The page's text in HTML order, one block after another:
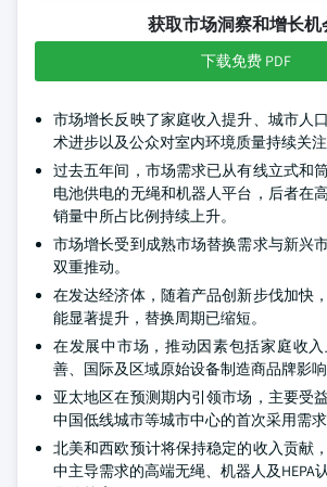
获取市场洞察和增长机
下载免费 PDF
市场增长反映了家庭收入提升、城市人
术进步以及公众对室内环境质量持续关注
过去五年间，市场需求已从有线立式和
电池供电的无绳和机器人平台，后者在
销量中所占比例持续上升。
市场增长受到成熟市场替换需求与新兴
双重推动。
在发达经济体，随着产品创新步伐加快
能显著提升，替换周期已缩短。
在发展中市场，推动因素包括家庭收
善、国际及区域原始设备制造商品牌影响
亚太地区在预测期内引领市场，主要受
中国低线城市等城市中心的首次采用需求
北美和西欧预计将保持稳定的收入贡献
中主导需求的高端无绳、机器人及HEPA